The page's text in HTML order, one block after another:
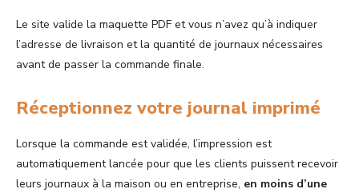
Le site valide la maquette PDF et vous n’avez qu’à indiquer
l’adresse de livraison et la quantité de journaux nécessaires
avant de passer la commande finale.
Réceptionnez votre journal imprimé
Lorsque la commande est validée, l’impression est
automatiquement lancée pour que les clients puissent recevoir
leurs journaux à la maison ou en entreprise, en moins d’une